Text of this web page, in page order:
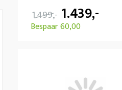
1.499,- 1.439,-
Bespaar 60,00